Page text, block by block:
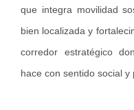
que integra movilidad
bien localizada y
corredor estratégico
hace con sentido social y